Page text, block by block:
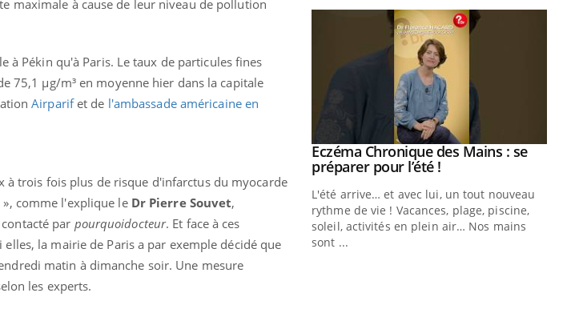
maximale à cause de leur niveau de pollution
Pékin qu'à Paris. Le taux de particules fines
75,1 µg/m³ en moyenne hier dans la capitale
Airparifet de l'ambassade américaine en
trois fois plus de risque d'infarctus du myocarde
comme l'explique le Dr Pierre Souvet,
par pourquoidocteur. Et face à ces
la mairie de Paris a par exemple décidé que
matin à dimanche soir. Une mesure
les experts.
ou
de la
qui la rend
En 2026, l'insuline dans le diabète de type 2
reste entourée d'idées reçues chez les
patients comme parfois chez les soignants.
Youtube
Eczéma Chronique des Mains : se
préparer pour l’été !Youtube
L'été arrive… et avec lui, un tout nouveau
rythme de vie ! Vacances, plage, piscine,
soleil, activités en plein air… Nos mains
sont ...